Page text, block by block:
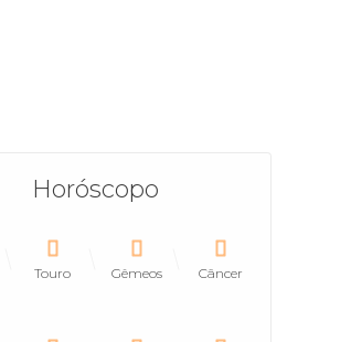
Horóscopo
Touro Gêmeos Câncer